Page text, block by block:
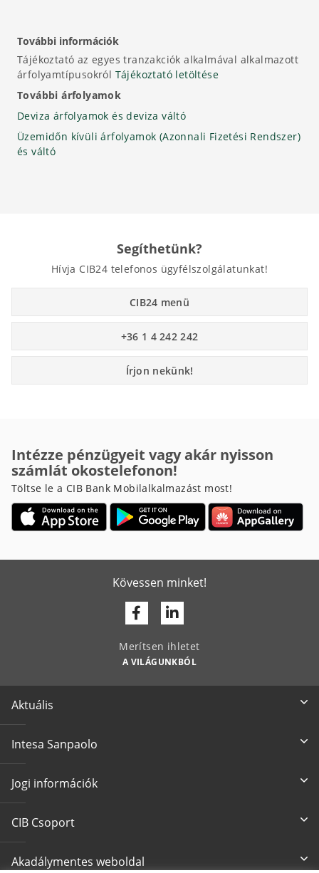
További információk
Tájékoztató az egyes tranzakciók alkalmával alkalmazott
árfolyamtípusokról Tájékoztató letöltése
További árfolyamok
Deviza árfolyamok és deviza váltó
Üzemidőn kívüli árfolyamok (Azonnali Fizetési Rendszer)
és váltó
Segíthetünk?
Hívja CIB24 telefonos ügyfélszolgálatunkat!
CIB24 menü
+36 1 4 242 242
Írjon nekünk!
Intézze pénzügyeit vagy akár nyisson
számlát okostelefonon!
Töltse le a CIB Bank Mobilalkalmazást most!
Kövessen minket!
FacebookLinkedin
Merítsen ihletet
A VILÁGUNKBÓL
Aktuális
Intesa Sanpaolo
Jogi információk
CIB Csoport
Akadálymentes weboldal